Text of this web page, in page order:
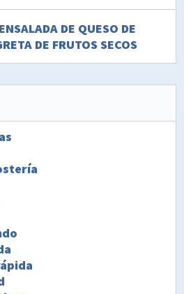
ENSALADA DE QUESO DE
DE FRUTOS SECOS